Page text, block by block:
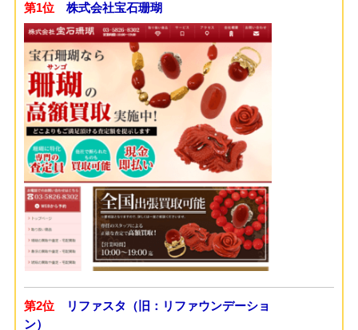
第1位 株式会社宝石珊瑚
第2位
リファスタ（旧：リファウンデーショ
ン）